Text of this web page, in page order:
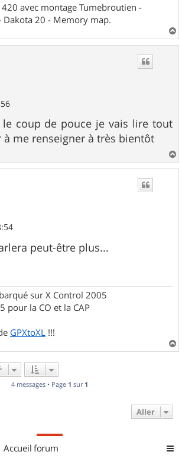
avec montage Tumebroutien -
Dakota 20 - Memory map.
a
coup de pouce je vais lire tout
à me renseigner à très bientôt
a
peut-être plus...
sur X Control 2005
pour la CO et la CAP
GPXtoXL !!!
a
4 messages • Page 1 sur 1
Aller
Accueil forum